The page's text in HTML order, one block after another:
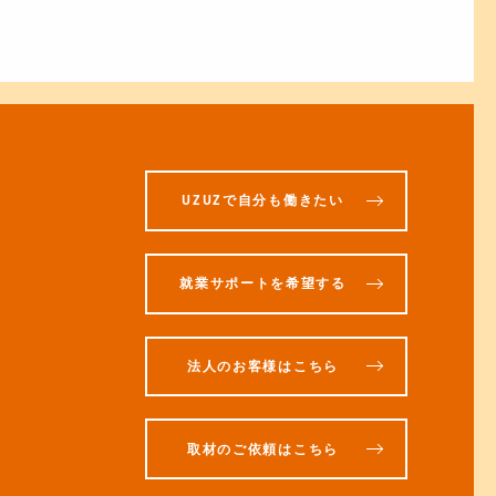
UZUZで自分も働きたい
就業サポートを希望する
法人のお客様はこちら
取材のご依頼はこちら